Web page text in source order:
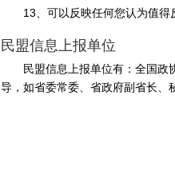
13、可以反映任何您认为值得
民盟信息上报单位
民盟信息上报单位有：全国政
导，如省委常委、省政府副省长、